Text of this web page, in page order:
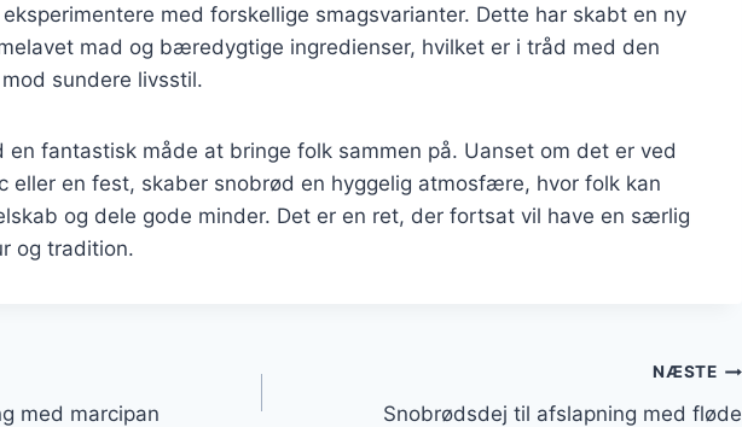
med forskellige smagsvarianter. Dette har skabt en ny
mad og bæredygtige ingredienser, hvilket er i tråd med den
sundere livsstil.
en fantastisk måde at bringe folk sammen på. Uanset om det er ved
eller en fest, skaber snobrød en hyggelig atmosfære, hvor folk kan
og dele gode minder. Det er en ret, der fortsat vil have en særlig
og tradition.
med marcipan
NÆSTE
Snobrødsdej til afslapning med fløde